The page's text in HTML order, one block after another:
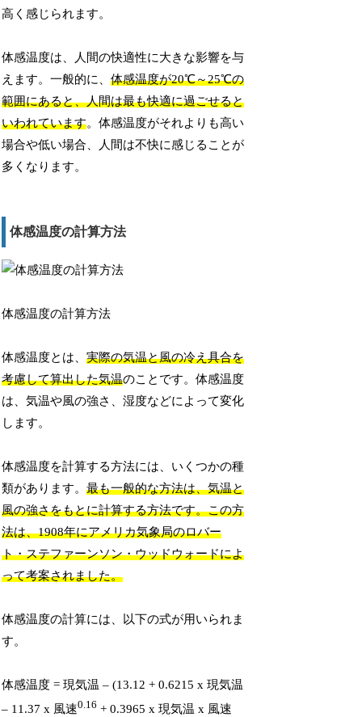
高く感じられます。
体感温度は、人間の快適性に大きな影響を与
えます。一般的に、体感温度が20℃～25℃の
範囲にあると、人間は最も快適に過ごせると
いわれています。体感温度がそれよりも高い
場合や低い場合、人間は不快に感じることが
多くなります。
体感温度の計算方法
体感温度の計算方法
体感温度とは、実際の気温と風の冷え具合を
考慮して算出した気温のことです。体感温度
は、気温や風の強さ、湿度などによって変化
します。
体感温度を計算する方法には、いくつかの種
類があります。最も一般的な方法は、気温と
風の強さをもとに計算する方法です。この方
法は、1908年にアメリカ気象局のロバー
ト・ステファーンソン・ウッドウォードによ
って考案されました。
体感温度の計算には、以下の式が用いられま
す。
体感温度 = 現気温 – (13.12 + 0.6215 x 現気温
– 11.37 x 風速0.16 + 0.3965 x 現気温 x 風速